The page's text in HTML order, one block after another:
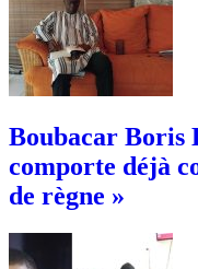
Boubacar Boris
comporte déjà
de règne »